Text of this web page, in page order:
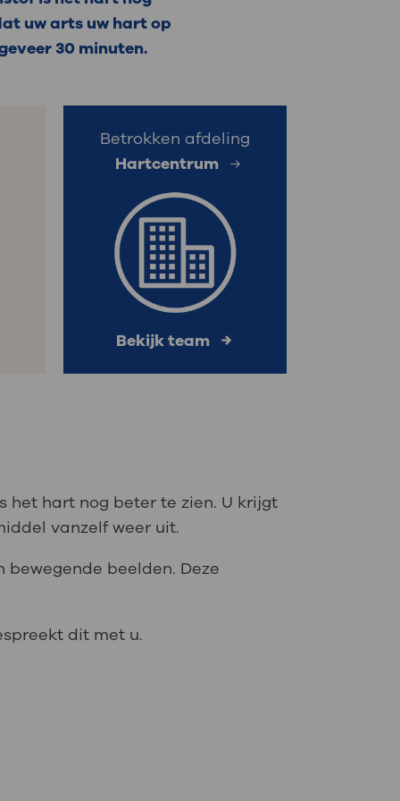
: naar uw dossier
uw arts uw hart op
30 minuten.
Betrokken afdeling
Hartcentrum
Bekijk team
het hart nog beter te zien. U krijgt
vanzelf weer uit.
beelden. Deze
dit met u.